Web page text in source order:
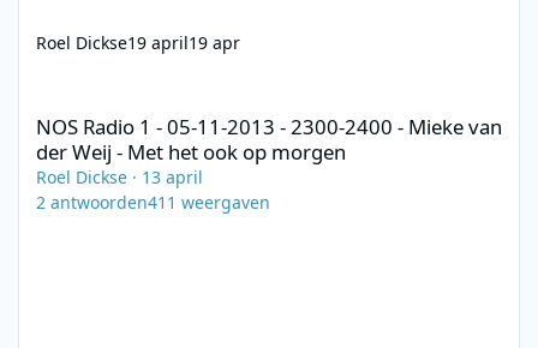
Roel Dickse19 april19 apr
NOS Radio 1 - 05-11-2013 - 2300-2400 - Mieke van
der Weij - Met het ook op morgen
Roel Dickse · 13 april
2 antwoorden411 weergaven